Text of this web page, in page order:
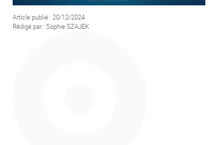
Votre demande
Article publié : 20/12/2024
Rédigé par : Sophie SZAJEK